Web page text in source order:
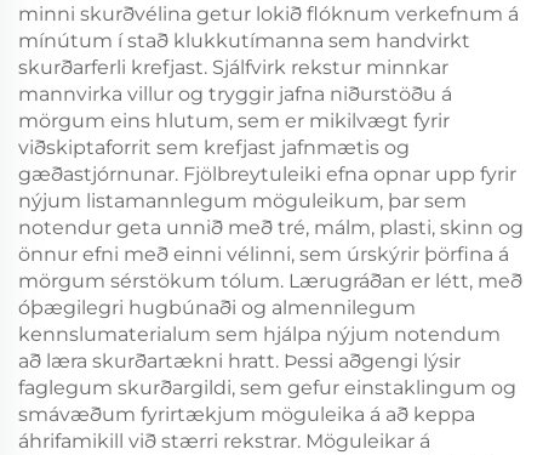
minni skurðvélina getur lokið flóknum verkefnum á
mínútum í stað klukkutímanna sem handvirkt
skurðarferli krefjast. Sjálfvirk rekstur minnkar
mannvirka villur og tryggir jafna niðurstöðu á
mörgum eins hlutum, sem er mikilvægt fyrir
viðskiptaforrit sem krefjast jafnmætis og
gæðastjórnunar. Fjölbreytuleiki efna opnar upp fyrir
nýjum listamannlegum möguleikum, þar sem
notendur geta unnið með tré, málm, plasti, skinn og
önnur efni með einni vélinni, sem úrskýrir þörfina á
mörgum sérstökum tólum. Lærugráðan er létt, með
óþægilegri hugbúnaði og almennilegum
kennslumaterialum sem hjálpa nýjum notendum
að læra skurðartækni hratt. Þessi aðgengi lýsir
faglegum skurðargildi, sem gefur einstaklingum og
smávæðum fyrirtækjum möguleika á að keppa
áhrifamikill við stærri rekstrar. Möguleikar á